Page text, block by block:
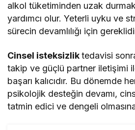
alkol tüketiminden uzak
yardımcı olur. Yeterli uyku ve
sürecin devamlılığı için
Cinsel isteksizliktedavisi
takip ve güçlü partner iletişimi
başarı kalıcıdır. Bu dönemde
psikolojik desteğin devamı,
tatmin edici ve dengeli